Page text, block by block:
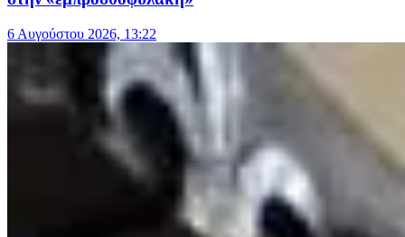
6 Αυγούστου 2026, 13:22